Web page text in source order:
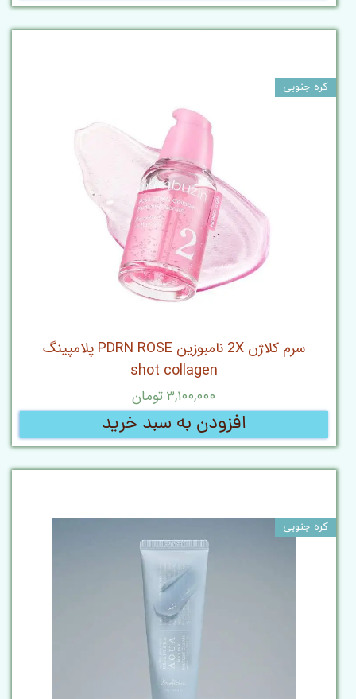
سرم کلاژن 2X نامبوزین PDRN ROSE پلامپینگ
shot collagen
۳,۱۰۰,۰۰۰ تومان
افزودن به سبد خرید
کره جنوبی
کره جنوبی